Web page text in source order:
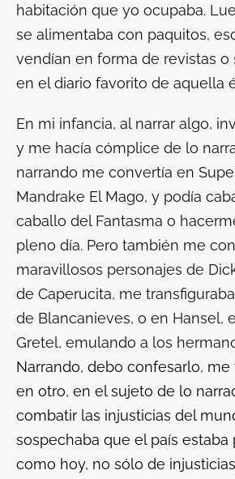
habitación que yo ocupaba.
se alimentaba con paquitos,
vendían en forma de revistas o
en el diario favorito de aquella
En mi infancia, al narrar algo,
y me hacía cómplice de lo
narrando me convertía en
Mandrake El Mago, y podía
caballo del Fantasma o
pleno día. Pero también me
maravillosos personajes de
de Caperucita, me
de Blancanieves, o en Hansel,
Gretel, emulando a los
Narrando, debo confesarlo, me
en otro, en el sujeto de lo
combatir las injusticias del
sospechaba que el país estaba
como hoy, no sólo de